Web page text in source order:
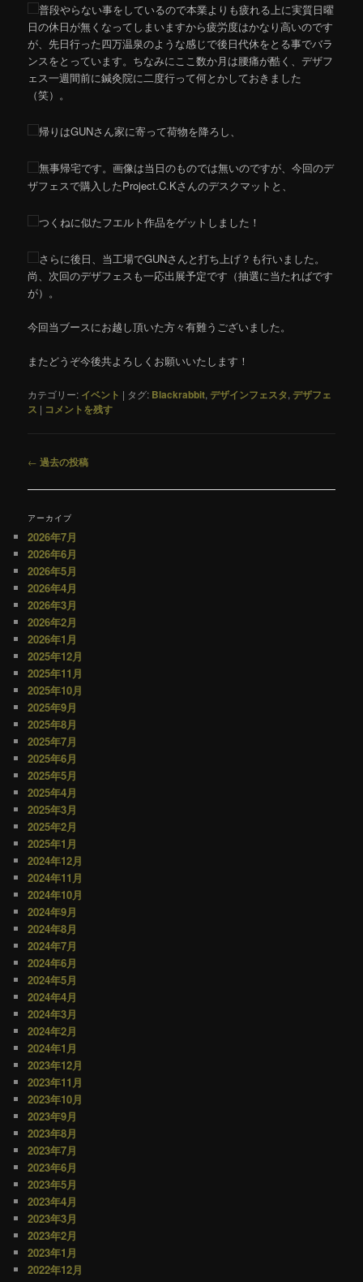
普段やらない事をしているので本業よりも疲れる上に実質日曜
日の休日が無くなってしまいますから疲労度はかなり高いのです
が、先日行った四万温泉のような感じで後日代休をとる事でバラ
ンスをとっています。ちなみにここ数か月は腰痛が酷く、デザフ
ェス一週間前に鍼灸院に二度行って何とかしておきました
（笑）。
帰りはGUNさん家に寄って荷物を降ろし、
無事帰宅です。画像は当日のものでは無いのですが、今回のデ
ザフェスで購入したProject.C.Kさんのデスクマットと、
つくねに似たフエルト作品をゲットしました！
さらに後日、当工場でGUNさんと打ち上げ？も行いました。
尚、次回のデザフェスも一応出展予定です（抽選に当たればです
が）。
今回当ブースにお越し頂いた方々有難うございました。
またどうぞ今後共よろしくお願いいたします！
カテゴリー: イベント | タグ: Blackrabbit, デザインフェスタ, デザフェ
ス | コメントを残す
投
ナ
ー
シ
ョ
ン
← 過去の投稿
アーカイブ
2026年7月
2026年6月
2026年5月
2026年4月
2026年3月
2026年2月
2026年1月
2025年12月
2025年11月
2025年10月
2025年9月
2025年8月
2025年7月
2025年6月
2025年5月
2025年4月
2025年3月
2025年2月
2025年1月
2024年12月
2024年11月
2024年10月
2024年9月
2024年8月
2024年7月
2024年6月
2024年5月
2024年4月
2024年3月
2024年2月
2024年1月
2023年12月
2023年11月
2023年10月
2023年9月
2023年8月
2023年7月
2023年6月
2023年5月
2023年4月
2023年3月
2023年2月
2023年1月
2022年12月